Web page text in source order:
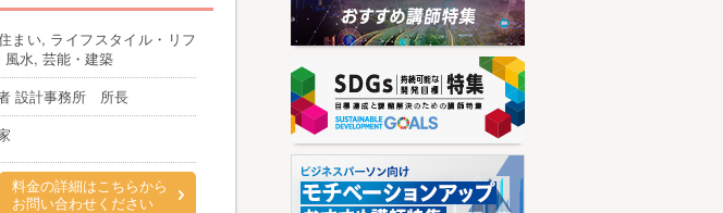
まい, ライフスタイル・リフ
風水, 芸能・建築
設計事務所 所長
料金の詳細はこちらから
お問い合わせください